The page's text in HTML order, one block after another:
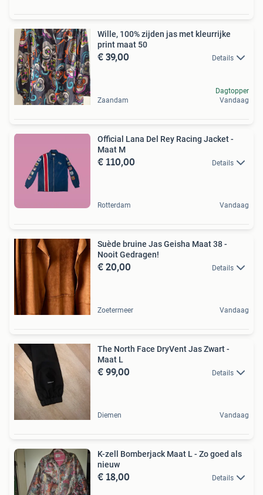
Wille, 100% zijden jas met kleurrijke
print maat 50
€ 39,00 Details
Zaandam
Dagtopper
Vandaag
Official Lana Del Rey Racing Jacket -
Maat M
€ 110,00 Details
Rotterdam Vandaag
Suède bruine Jas Geisha Maat 38 -
Nooit Gedragen!
€ 20,00 Details
Zoetermeer Vandaag
The North Face DryVent Jas Zwart -
Maat L
€ 99,00 Details
Diemen Vandaag
K-zell Bomberjack Maat L - Zo goed als
nieuw
€ 18,00 Details